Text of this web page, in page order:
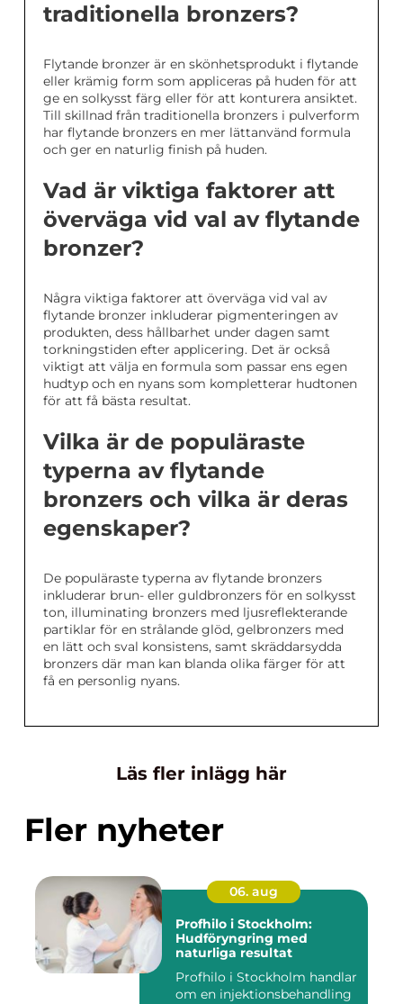
traditionella bronzers?
Flytande bronzer är en skönhetsprodukt i flytande
eller krämig form som appliceras på huden för att
ge en solkysst färg eller för att konturera ansiktet.
Till skillnad från traditionella bronzers i pulverform
har flytande bronzers en mer lättanvänd formula
och ger en naturlig finish på huden.
Vad är viktiga faktorer att
överväga vid val av flytande
bronzer?
Några viktiga faktorer att överväga vid val av
flytande bronzer inkluderar pigmenteringen av
produkten, dess hållbarhet under dagen samt
torkningstiden efter applicering. Det är också
viktigt att välja en formula som passar ens egen
hudtyp och en nyans som kompletterar hudtonen
för att få bästa resultat.
Vilka är de populäraste
typerna av flytande
bronzers och vilka är deras
egenskaper?
De populäraste typerna av flytande bronzers
inkluderar brun- eller guldbronzers för en solkysst
ton, illuminating bronzers med ljusreflekterande
partiklar för en strålande glöd, gelbronzers med
en lätt och sval konsistens, samt skräddarsydda
bronzers där man kan blanda olika färger för att
få en personlig nyans.
Läs fler inlägg här
Fler nyheter
06. aug
Profhilo i Stockholm:
Hudföryngring med
naturliga resultat
Profhilo i Stockholm handlar
om en injektionsbehandling